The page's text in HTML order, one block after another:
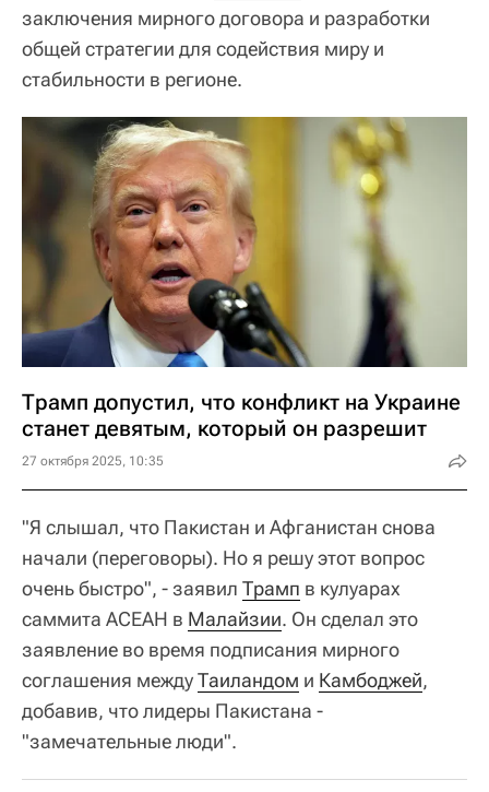
заключения мирного договора и разработки
общей стратегии для содействия миру и
стабильности в регионе.
Трамп допустил, что конфликт на Украине
станет девятым, который он разрешит
27 октября 2025, 10:35
"Я слышал, что Пакистан и Афганистан снова
начали (переговоры). Но я решу этот вопрос
очень быстро", - заявил Трамп в кулуарах
саммита АСЕАН в Малайзии. Он сделал это
заявление во время подписания мирного
соглашения междуТаиландом и Камбоджей,
добавив, что лидеры Пакистана -
"замечательные люди".